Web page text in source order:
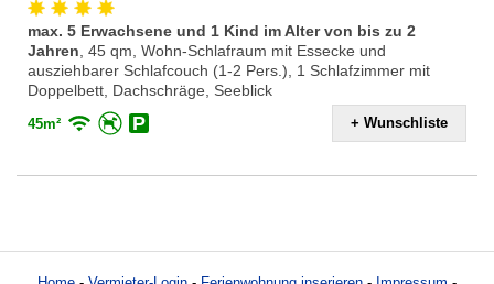
max. 5 Erwachsene und 1 Kind im Alter von bis zu 2
Jahren, 45 qm, Wohn-Schlafraum mit Essecke und
ausziehbarer Schlafcouch (1-2 Pers.), 1 Schlafzimmer mit
Doppelbett, Dachschräge, Seeblick
45m² + Wunschliste